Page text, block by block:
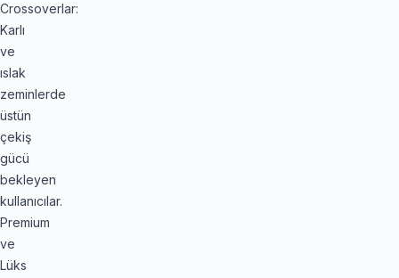
Crossoverlar:
Karlı
ve
ıslak
zeminlerde
üstün
çekiş
gücü
bekleyen
kullanıcılar.
Premium
ve
Lüks